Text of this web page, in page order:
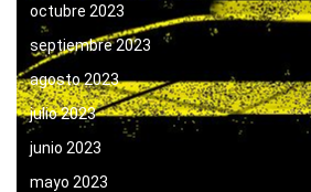
octubre 2023
septiembre 2023
agosto 2023
julio 2023
junio 2023
mayo 2023